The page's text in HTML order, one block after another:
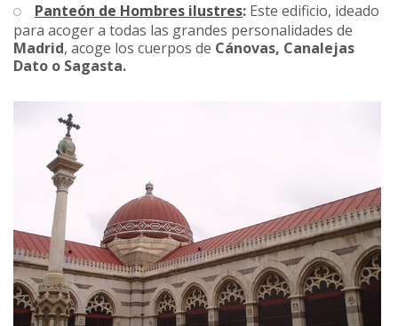
Panteón de Hombres ilustres: Este edificio, ideado
para acoger a todas las grandes personalidades de
Madrid, acoge los cuerpos de Cánovas, Canalejas
Dato o Sagasta.